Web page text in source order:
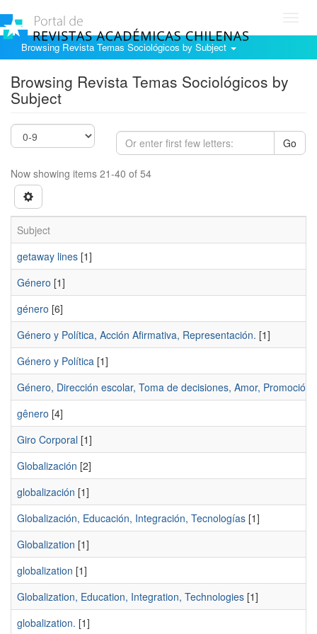
Browsing Revista Temas Sociológicos by Subject
Browsing Revista Temas Sociológicos by
Subject
Go
Now showing items 21-40 of 54
Subject
getaway lines [1]
Género [1]
género [6]
Género y Política, Acción Afirmativa, Representación. [1]
Género y Polí­tica [1]
Género, Dirección escolar, Toma de decisiones, Amor, Promoción
gênero [4]
Giro Corporal [1]
Globalización [2]
globalización [1]
Globalización, Educación, Integración, Tecnologías [1]
Globalization [1]
globalization [1]
Globalization, Education, Integration, Technologies [1]
globalization. [1]